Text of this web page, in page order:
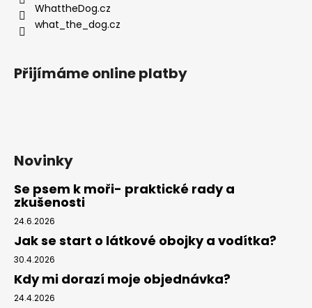
WhattheDog.cz
what_the_dog.cz
Přijímáme online platby
Novinky
Se psem k moři- praktické rady a
zkušenosti
24.6.2026
Jak se start o látkové obojky a vodítka?
30.4.2026
Kdy mi dorazí moje objednávka?
24.4.2026